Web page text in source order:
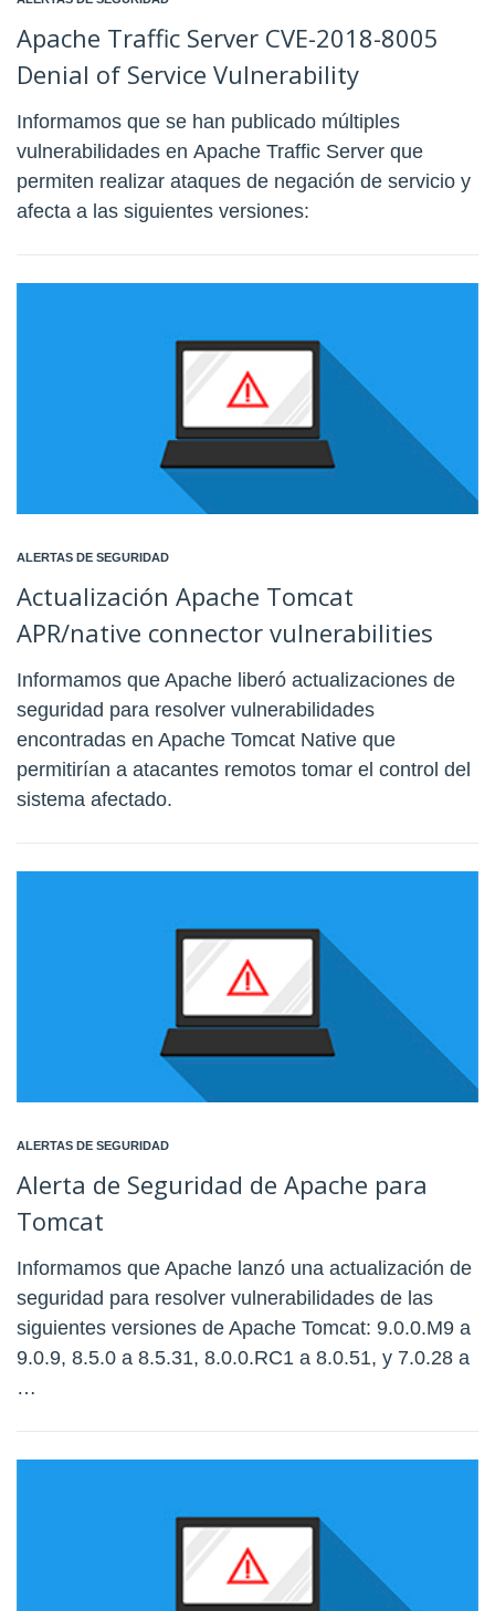
Apache Traffic Server CVE-2018-8005
Denial of Service Vulnerability
Informamos que se han publicado múltiples
vulnerabilidades en Apache Traffic Server que
permiten realizar ataques de negación de servicio y
afecta a las siguientes versiones:
ALERTAS DE SEGURIDAD
Actualización Apache Tomcat
APR/native connector vulnerabilities
Informamos que Apache liberó actualizaciones de
seguridad para resolver vulnerabilidades
encontradas en Apache Tomcat Native que
permitirían a atacantes remotos tomar el control del
sistema afectado.
ALERTAS DE SEGURIDAD
Alerta de Seguridad de Apache para
Tomcat
Informamos que Apache lanzó una actualización de
seguridad para resolver vulnerabilidades de las
siguientes versiones de Apache Tomcat: 9.0.0.M9 a
9.0.9, 8.5.0 a 8.5.31, 8.0.0.RC1 a 8.0.51, y 7.0.28 a
…